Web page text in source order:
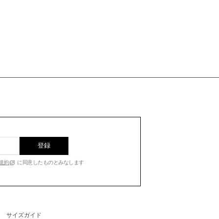
登録
約 に同意したものとみなします
サイズガイド